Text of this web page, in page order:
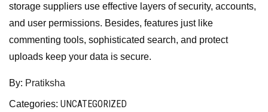
storage suppliers use effective layers of security, accounts,
and user permissions. Besides, features just like
commenting tools, sophisticated search, and protect
uploads keep your data is secure.
By: Pratiksha
Categories: UNCATEGORIZED